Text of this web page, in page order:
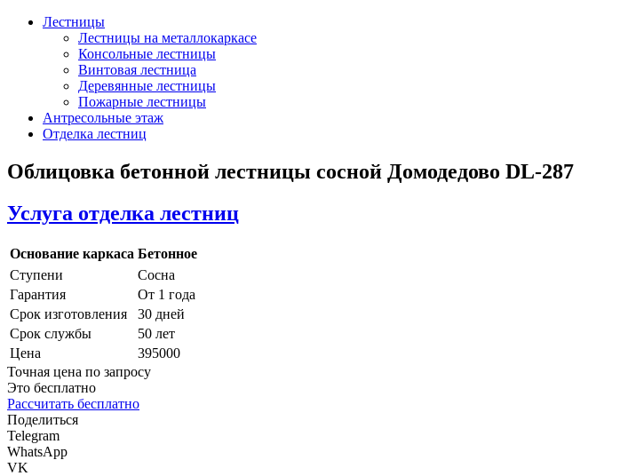
Лестницы
Лестницы на металлокаркасе
Консольные лестницы
Винтовая лестница
Деревянные лестницы
Пожарные лестницы
Антресольные этаж
Отделка лестниц
Облицовка бетонной лестницы сосной Домодедово DL-287
Услуга отделка лестниц
Основание каркаса Бетонное
Ступени
Сосна
Гарантия
От 1 года
Срок изготовления
30 дней
Срок службы
50 лет
Цена
395000
Точная цена по запросу
Это бесплатно
Рассчитать бесплатно
Поделиться
Telegram
WhatsApp
VK